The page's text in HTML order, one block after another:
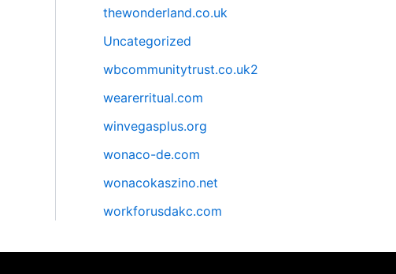
thewonderland.co.uk
Uncategorized
wbcommunitytrust.co.uk2
wearerritual.com
winvegasplus.org
wonaco-de.com
wonacokaszino.net
workforusdakc.com